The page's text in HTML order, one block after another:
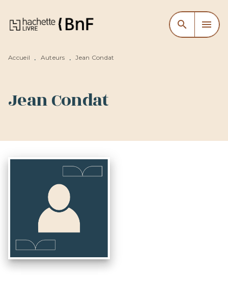
MENU RECHERCHE
CONTENU
search menu
Accueil • Auteurs • Jean Condat
Jean Condat